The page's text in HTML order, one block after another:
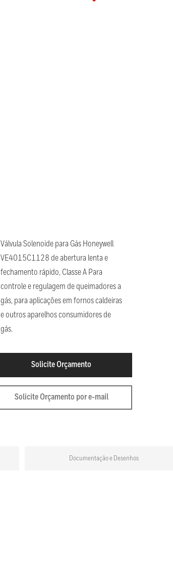
Válvula Solenoide para Gás Honeywell
VE4015C1128 de abertura lenta e
fechamento rápido, Classe A Para
controle e regulagem de queimadores a
gás, para aplicações em fornos caldeiras
e outros aparelhos consumidores de
gás.
Solicite Orçamento
Solicite Orçamento por e-mail
Documentação e Desenhos